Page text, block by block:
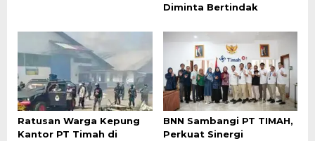
Diminta Bertindak
Ratusan Warga Kepung
Kantor PT Timah di
BNN Sambangi PT TIMAH,
Perkuat Sinergi